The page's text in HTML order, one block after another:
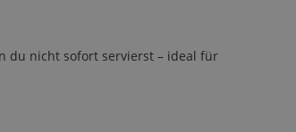
du nicht sofort servierst – ideal für